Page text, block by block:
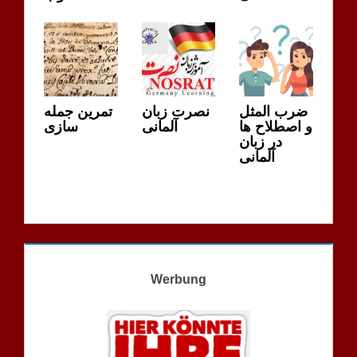
تمرین جمله
سازی
نصرت زبان
آلمانی
ضرب المثل
و اصطلاح ها
در زبان
آلمانی
Werbung